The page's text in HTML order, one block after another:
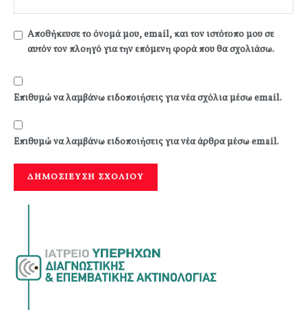
Αποθήκευσε το όνομά μου, email, και τον ιστότοπο μου σε
αυτόν τον πλοηγό για την επόμενη φορά που θα σχολιάσω.
Επιθυμώ να λαμβάνω ειδοποιήσεις για νέα σχόλια μέσω email.
Επιθυμώ να λαμβάνω ειδοποιήσεις για νέα άρθρα μέσω email.